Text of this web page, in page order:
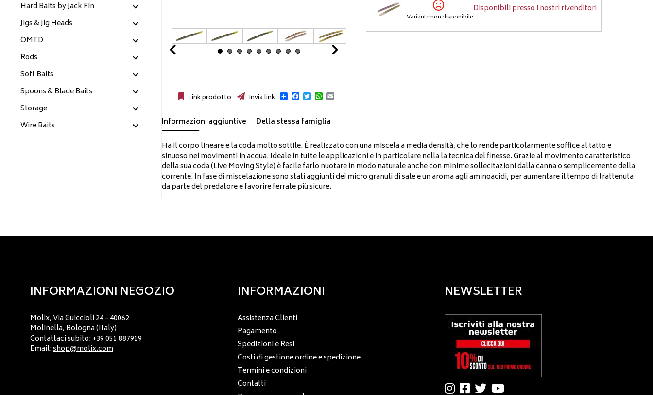
Hard Baits by Jack Fin
Jigs & Jig Heads
OMTD
Rods
Soft Baits
Spoons & Blade Baits
Storage
Wire Baits
Variante non disponibile
Disponibili presso i nostri rivenditori
Link prodotto Invia link Condividi
Facebook
TwitterWhatsApp
Email
Informazioni aggiuntive
Della stessa famiglia
Ha il corpo lineare e la coda molto sottile. È realizzato con una miscela a media densità, che lo rende particolarmente soffice al tatto e
sinuoso nei movimenti in acqua. Ideale in tutte le applicazioni e in particolare nella la tecnica del finesse. Grazie al movimento caratteristico
della sua coda (Live Moving Style) è facile farlo nuotare in modo naturale anche con minime sollecitazioni dalla canna o semplicemente della
corrente. In fase di miscelazione sono stati aggiunti dei micro granuli di sale e un aroma agli aminoacidi, per aumentare il tempo di trattenuta
da parte del predatore e favorire ferrate più sicure.
INFORMAZIONI NEGOZIO
Molix, Via Guiccioli 24 – 40062
Molinella, Bologna (Italy)
Contattaci subito: +39 051 887919
Email:shop@molix.com
INFORMAZIONI
Assistenza Clienti
Pagamento
Spedizioni e Resi
Costi di gestione ordine e spedizione
Termini e condizioni
Contatti
NEWSLETTER